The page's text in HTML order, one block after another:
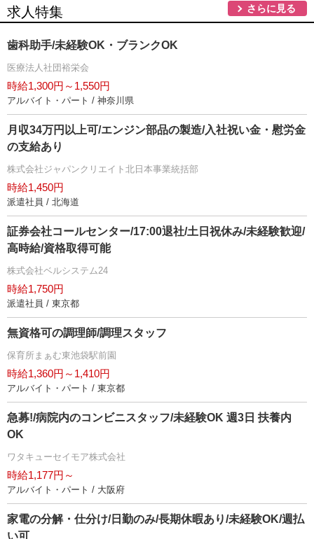
求人特集 さらに見る
歯科助手/未経験OK・ブランクOK
医療法人社団裕栄会
時給1,300円～1,550円
アルバイト・パート / 神奈川県
月収34万円以上可/エンジン部品の製造/入社祝い金・慰労金
の支給あり
株式会社ジャパンクリエイト北日本事業統括部
時給1,450円
派遣社員 / 北海道
証券会社コールセンター/17:00退社/土日祝休み/未経験歓迎/
高時給/資格取得可能
株式会社ベルシステム24
時給1,750円
派遣社員 / 東京都
無資格可の調理師/調理スタッフ
保育所まぁむ東池袋駅前園
時給1,360円～1,410円
アルバイト・パート / 東京都
急募!/病院内のコンビニスタッフ/未経験OK 週3日 扶養内
OK
ワタキューセイモア株式会社
時給1,177円～
アルバイト・パート / 大阪府
家電の分解・仕分け/日勤のみ/長期休暇あり/未経験OK/週払
い可